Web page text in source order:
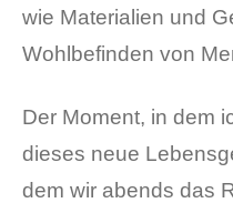
wie Materialien und
Wohlbefinden von
Der Moment, in dem
dieses neue
dem wir abends das